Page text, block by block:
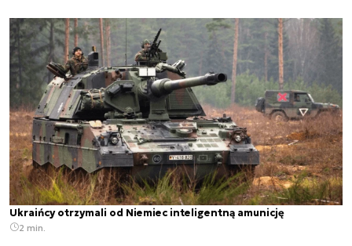
Ukraińcy otrzymali od Niemiec inteligentną amunicję
2 min.